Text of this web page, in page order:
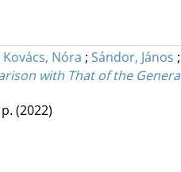
Kovács, Nóra ; Sándor, János ;
with That of the
(2022)